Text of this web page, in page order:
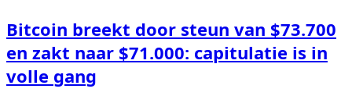
Bitcoin breekt door steun van $73.700
en zakt naar $71.000: capitulatie is in
volle gang